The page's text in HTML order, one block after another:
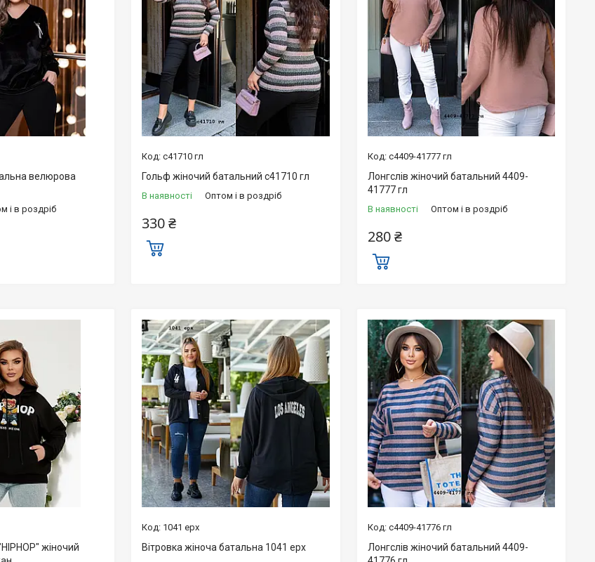
велюрова
і в роздріб
с41710 гл
Гольф жіночий батальний с41710 гл
В наявності Оптом і в роздріб
330 ₴
с4409-41777 гл
Лонгслів жіночий батальний 4409-
41777 гл
В наявності Оптом і в роздріб
280 ₴
жіночий
1041 ерх
Вітровка жіноча батальна 1041 ерх
с4409-41776 гл
Лонгслів жіночий батальний 4409-